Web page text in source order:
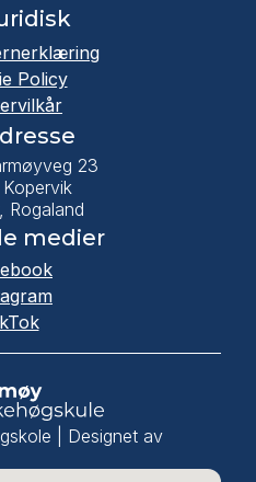
Policy
23
Rogaland
medier
| Designet av